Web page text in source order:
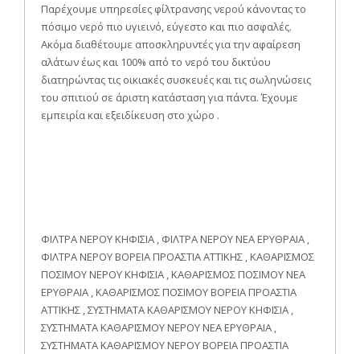
Παρέχουμε υπηρεσίες φίλτρανσης νερού κάνοντας το
πόσιμο νερό πιο υγιεινό, εύγεστο και πιο ασφαλές.
Ακόμα διαθέτουμε αποσκληρυντές για την αφαίρεση
αλάτων έως και 100% από το νερό του δικτύου
διατηρώντας τις οικιακές συσκευές και τις σωληνώσεις
του σπιτιού σε άριστη κατάσταση για πάντα. Έχουμε
εμπειρία και εξειδίκευση στο χώρο .
ΦΙΛΤΡΑ ΝΕΡΟΥ ΚΗΦΙΣΙΑ , ΦΙΛΤΡΑ ΝΕΡΟΥ ΝΕΑ ΕΡΥΘΡΑΙΑ ,
ΦΙΛΤΡΑ ΝΕΡΟΥ ΒΟΡΕΙΑ ΠΡΟΑΣΤΙΑ ΑΤΤΙΚΗΣ , ΚΑΘΑΡΙΣΜΟΣ
ΠΟΣΙΜΟΥ ΝΕΡΟΥ ΚΗΦΙΣΙΑ , ΚΑΘΑΡΙΣΜΟΣ ΠΟΣΙΜΟΥ ΝΕΑ
ΕΡΥΘΡΑΙΑ , ΚΑΘΑΡΙΣΜΟΣ ΠΟΣΙΜΟΥ ΒΟΡΕΙΑ ΠΡΟΑΣΤΙΑ
ΑΤΤΙΚΗΣ , ΣΥΣΤΗΜΑΤΑ ΚΑΘΑΡΙΣΜΟΥ ΝΕΡΟΥ ΚΗΦΙΣΙΑ ,
ΣΥΣΤΗΜΑΤΑ ΚΑΘΑΡΙΣΜΟΥ ΝΕΡΟΥ ΝΕΑ ΕΡΥΘΡΑΙΑ ,
ΣΥΣΤΗΜΑΤΑ ΚΑΘΑΡΙΣΜΟΥ ΝΕΡΟΥ ΒΟΡΕΙΑ ΠΡΟΑΣΤΙΑ